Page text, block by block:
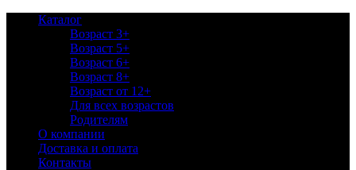
Каталог
Возраст 3+
Возраст 5+
Возраст 6+
Возраст 8+
Возраст от 12+
Для всех возрастов
Родителям
О компании
Доставка и оплата
Контакты